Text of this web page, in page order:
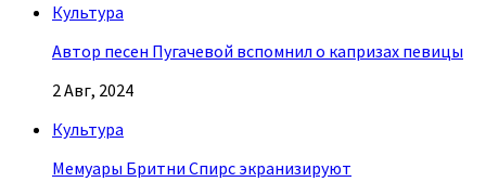
Культура
Автор песен Пугачевой вспомнил о капризах певицы
2 Авг, 2024
Культура
Мемуары Бритни Спирс экранизируют